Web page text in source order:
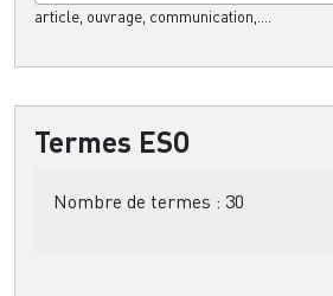
article, ouvrage, communication,....
Termes ESO
Nombre de termes : 30